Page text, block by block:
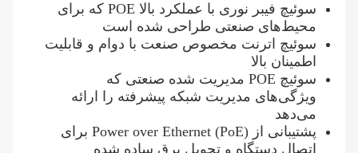
سوئیچ فیبر نوری با عملکرد بالا POE که برای
محیط‌های صنعتی طراحی شده است
سوئیچ اترنت مخصوص صنعت با دوام و قابلیت
اطمینان بالا
سوئیچ POE مدیریت شده صنعتی که
ویژگی‌های مدیریت شبکه پیشرفته را ارائه
می‌دهد
پشتیبانی از Power over Ethernet (PoE) برای
اتصال دستگاه و تحویل برق ساده شده